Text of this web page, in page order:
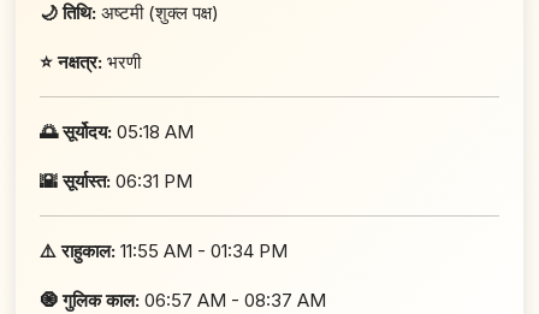
🌙 तिथि: अष्टमी (शुक्ल पक्ष)
⭐ नक्षत्र: भरणी
🌅 सूर्योदय: 05:18 AM
🌇 सूर्यास्त: 06:31 PM
⚠️ राहुकाल: 11:55 AM - 01:34 PM
🧿 गुलिक काल: 06:57 AM - 08:37 AM